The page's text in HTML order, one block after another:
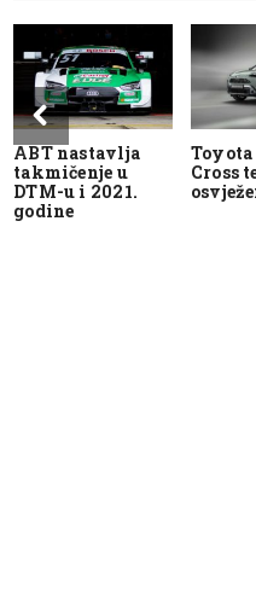
ABT nastavlja
takmičenje u
DTM-u i 2021.
godine
Cross